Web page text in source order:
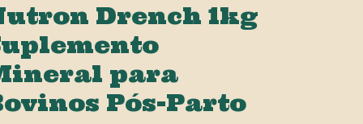
Drench 1kg
para
Pós-Parto